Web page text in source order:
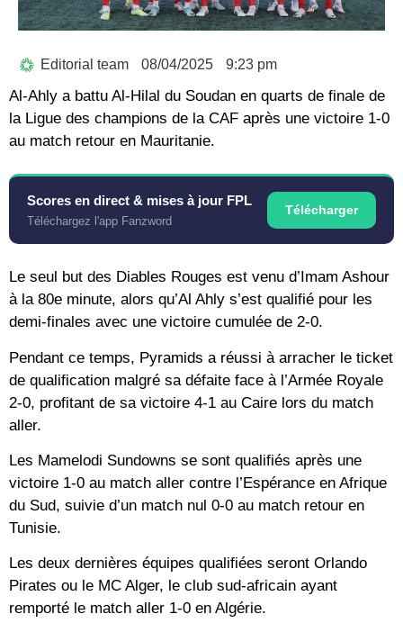
Editorial team 08/04/2025 9:23 pm
Al-Ahly a battu Al-Hilal du Soudan en quarts de finale de
la Ligue des champions de la CAF après une victoire 1-0
au match retour en Mauritanie.
Scores en direct & mises à jour FPL
Téléchargez l'app Fanzword
Télécharger
Le seul but des Diables Rouges est venu d’Imam Ashour
à la 80e minute, alors qu’Al Ahly s’est qualifié pour les
demi-finales avec une victoire cumulée de 2-0.
Pendant ce temps, Pyramids a réussi à arracher le ticket
de qualification malgré sa défaite face à l’Armée Royale
2-0, profitant de sa victoire 4-1 au Caire lors du match
aller.
Les Mamelodi Sundowns se sont qualifiés après une
victoire 1-0 au match aller contre l’Espérance en Afrique
du Sud, suivie d’un match nul 0-0 au match retour en
Tunisie.
Les deux dernières équipes qualifiées seront Orlando
Pirates ou le MC Alger, le club sud-africain ayant
remporté le match aller 1-0 en Algérie.